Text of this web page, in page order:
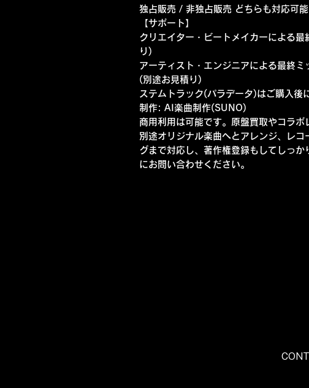
独占販売 / 非独占販売 どちらも対応可能
【サポート】
クリエイター・ビートメイカーによる
り)
アーティスト・エンジニアによる最終ミ
(別途お見積り)
ステムトラック(パラデータ)はご購入後
制作: AI楽曲制作(SUNO)
商用利用は可能です。原盤買取やコラボ
別途オリジナル楽曲へとアレンジ、レ
グまで対応し、著作権登録もしてしっ
にお問い合わせください。